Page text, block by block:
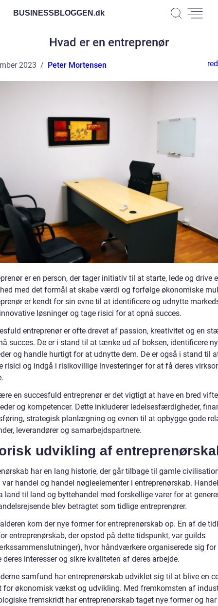
BUSINESSBLOGGEN.dk
Hvad er en entreprenør
2023 Peter Mortensen
er en person, der tager initiativ til at starte, lede og drive
med det formål at skabe værdi og forfølge økonomiske
er kendt for sin evne til at identificere og udnytte
løsninger og tage risici for at opnå succes.
entreprenør er ofte drevet af passion, kreativitet og en
succes. De er i stand til at tænke ud af boksen, identificere
og handle hurtigt for at udnytte dem. De er også i stand til
risici og indgå i risikovillige investeringer for at få deres
en succesfuld entreprenør er det vigtigt at have en bred
og kompetencer. Dette inkluderer ledelsesfærdigheder,
strategisk planlægning og evnen til at opbygge gode
leverandører og samarbejdspartnere.
udvikling af
har en lang historie, der går tilbage til gamle
handel og handel nøgleelementer i entreprenørskab.
land til land og byttehandel med forskellige varer for at
blev betragtet som tidlige entreprenører.
kom der nye former for entreprenørskab op. En af de
entreprenørskab, der opstod på dette tidspunkt, var guilds
hvor håndværkere organiserede sig for
deres interesser og sikre kvaliteten af deres arbejde.
samfund har entreprenørskab udviklet sig til at blive en
for økonomisk vækst og udvikling. Med fremkomsten af
fremskridt har entreprenørskab taget nye former og